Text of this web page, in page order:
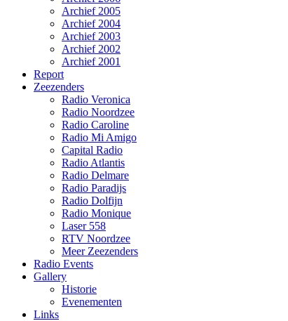
Archief 2005
Archief 2004
Archief 2003
Archief 2002
Archief 2001
Report
Zeezenders
Radio Veronica
Radio Noordzee
Radio Caroline
Radio Mi Amigo
Capital Radio
Radio Atlantis
Radio Delmare
Radio Paradijs
Radio Dolfijn
Radio Monique
Laser 558
RTV Noordzee
Meer Zeezenders
Radio Events
Gallery
Historie
Evenementen
Links